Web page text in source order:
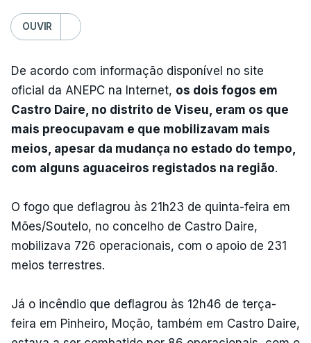
OUVIR
De acordo com informação disponível no site
oficial da ANEPC na Internet, os dois fogos em
Castro Daire, no distrito de Viseu, eram os que
mais preocupavam e que mobilizavam mais
meios, apesar da mudança no estado do tempo,
com alguns aguaceiros registados na região.
O fogo que deflagrou às 21h23 de quinta-feira em
Mões/Soutelo, no concelho de Castro Daire,
mobilizava 726 operacionais, com o apoio de 231
meios terrestres.
Já o incêndio que deflagrou às 12h46 de terça-
feira em Pinheiro, Moção, também em Castro Daire,